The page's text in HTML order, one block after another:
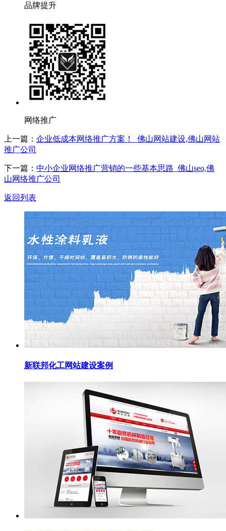
品牌提升
网络推广
上一篇： 企业低成本网络推广方案！_佛山网站建设,佛山网站
推广公司
下一篇： 中小企业网络推广营销的一些基本思路_佛山seo,佛
山网络推广公司
返回列表
新联邦化工网站建设案例